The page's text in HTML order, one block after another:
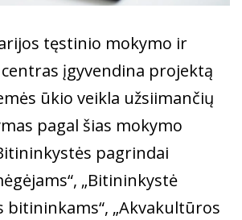
tęstinio mokymo ir
įgyvendina projektą
ūkio veikla užsiimančių
pagal šias mokymo
pagrindai
„Bitininkystė
bitininkams“, „Akvakultūros